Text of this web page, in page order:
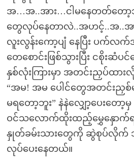
အ…အ..အား…ငါမနေတတ်တေ
တွေလုပ်နေတာလဲ..အဟင့်..အ..အာ
လူးလွန်းကော့ပျံ နေပြီး ပက်လ
တေစောင်းဖြစ်သွားပြီး ငစိုးဆံ
နှစ်လုံးကြားမှာ အတင်းညှပ်ထား
“အမ! အမ ပေါင်တွေအတင်းညှစ်
မရတော့ဘူး” နဲနဲလျှော့ပေးတေ
ဝင်သလောက်ထိုးထည့်မွှေနှောက်
နှုတ်ခမ်းသားတွေကို ဆွဲစုပ်လိုက်
လုပ်ပေးနေတယ်။